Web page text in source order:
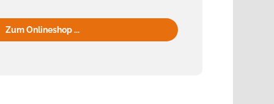
Zum Onlineshop ...